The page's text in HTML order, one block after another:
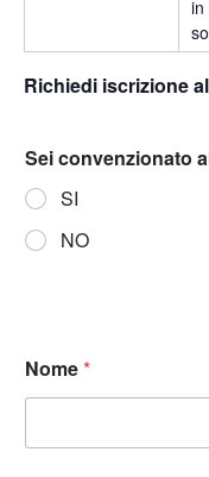
in
Richiedi iscrizione
Sei convenzionato
SI
NO
Nome*